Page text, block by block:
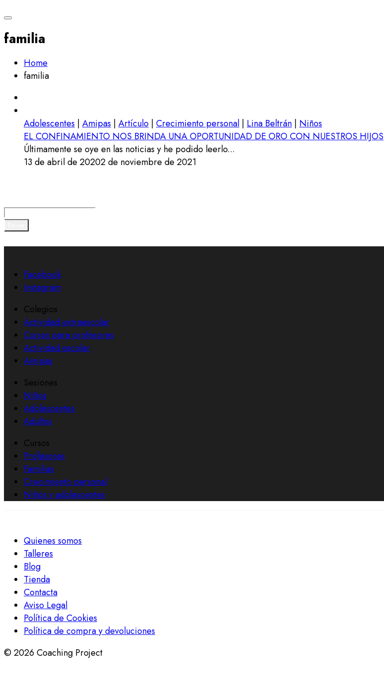
familia
Home
familia
Adolescentes | Amipas | Artículo | Crecimiento personal | Lina Beltrán | Niños
EL CONFINAMIENTO NOS BRINDA UNA OPORTUNIDAD DE ORO CON NUESTROS HIJOS
Últimamente se oye en las noticias y he podido leerlo...
13 de abril de 20202 de noviembre de 2021
Facebook
Instagram
Colegios
Actividad extraescolar
Cursos para profesores
Actividad escolar
Amipas
Sesiones
Niños
Adolescentes
Adultos
Cursos
Profesores
Familias
Crecimiento personal
Niños y adolescentes
Quienes somos
Talleres
Blog
Tienda
Contacta
Aviso Legal
Política de Cookies
Política de compra y devoluciones
© 2026 Coaching Project